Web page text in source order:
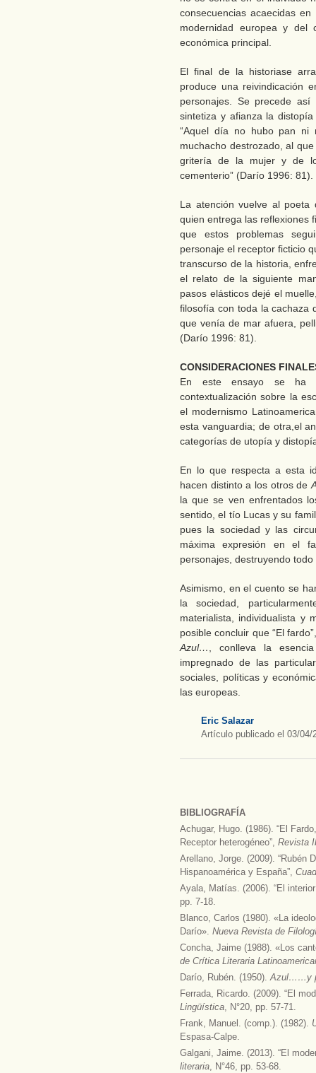
consecuencias acaecidas
modernidad europea y del
económica principal.
El final de la historiase
produce una reivindicación
personajes. Se precede
sintetiza y afianza la
“Aquel día no hubo pan ni
muchacho destrozado, al
gritería de la mujer y de
cementerio” (Darío 1996: 81).
La atención vuelve al
quien entrega las reflexiones
que estos problemas
personaje el receptor ficticio
transcurso de la historia,
el relato de la siguiente
pasos elásticos dejé el
filosofía con toda la cachaza
que venía de mar afuera,
(Darío 1996: 81).
CONSIDERACIONES
En este ensayo se ha
contextualización sobre la
el modernismo
esta vanguardia; de otra,el
categorías de utopía y
En lo que respecta a esta
hacen distinto a los otros de
la que se ven enfrentados
sentido, el tío Lucas y su
pues la sociedad y las
máxima expresión en el
personajes, destruyendo
Asimismo, en el cuento se
la sociedad,
materialista, individualista y
posible concluir que “El
Azul…
, conlleva la
impregnado de las
sociales, políticas y
las europeas.
Eric Salazar
Artículo publicado el 03/04/
BIBLIOGRAFÍA
Achugar, Hugo. (1986). “El
Receptor heterogéneo”, Revista
Arellano, Jorge. (2009). “Rubén
Hispanoamérica y España”,
Ayala, Matías. (2006). “El
pp. 7-18.
Blanco, Carlos (1980). «La
Darío». Nueva Revista de
Concha, Jaime (1988). «Los
de Crítica Literaria
Darío, Rubén. (1950).Azul……y
Ferrada, Ricardo. (2009). “El
Lingüística, N°20, pp. 57-71.
Frank, Manuel. (comp.). (1982).
Espasa-Calpe.
Galgani, Jaime. (2013). “El
literaria, N°46, pp. 53-68.